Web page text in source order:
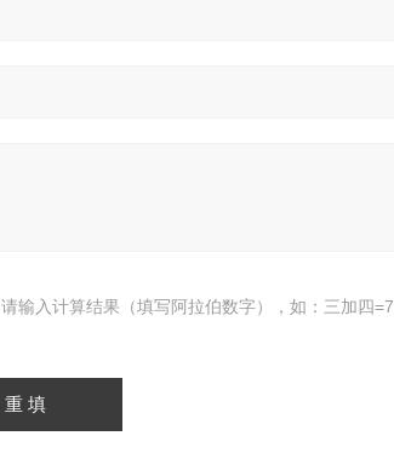
请输入计算结果（填写阿拉伯数字），如：三加四=7